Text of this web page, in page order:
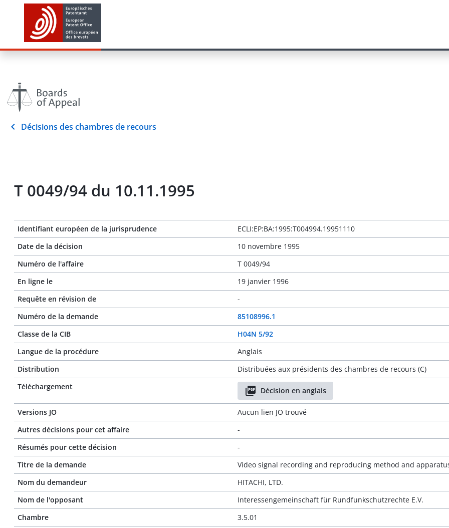
Décisions des chambres de recours
T 0049/94 du 10.11.1995
Identifiant européen de la jurisprudence
ECLI:EP:BA:1995:T004994.19951110
Date de la décision
10 novembre 1995
Numéro de l'affaire
T 0049/94
En ligne le
19 janvier 1996
Requête en révision de
-
Numéro de la demande
85108996.1
Classe de la CIB
H04N 5/92
Langue de la procédure
Anglais
Distribution
Distribuées aux présidents des chambres de recours (C)
Téléchargement
Décision en anglais
Versions JO
Aucun lien JO trouvé
Autres décisions pour cet affaire
-
Résumés pour cette décision
-
Titre de la demande
Video signal recording and reproducing method and
Nom du demandeur
HITACHI, LTD.
Nom de l'opposant
Interessengemeinschaft für Rundfunkschutzrechte E.V.
Chambre
3.5.01